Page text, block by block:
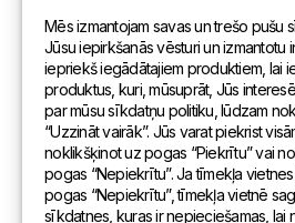
Vispārēja
Pārstāvniecības
Adrese
Andreja Pumpura iela 104B,
Mēs izmantojam savas un trešo pušu
Jūsu iepirkšanās vēsturi un izmantotu
iepriekš iegādātajiem produktiem, lai
produktus, kuri, mūsuprāt, Jūs
par mūsu sīkdatņu politiku, lūdzam
“Uzzināt vairāk”. Jūs varat piekrist
noklikšķinot uz pogas “Piekrītu” vai
pogas “Nepiekrītu”. Ja tīmekļa
pogas “Nepiekrītu”, tīmekļa vietnē
sīkdatnes, kuras ir nepieciešamas, lai